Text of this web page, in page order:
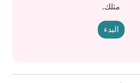
مثلك.
البدء